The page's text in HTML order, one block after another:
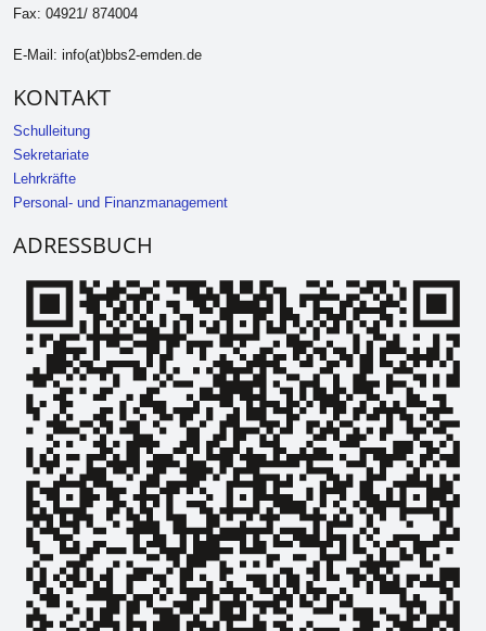
Fax: 04921/ 874004
E-Mail: info(at)bbs2-emden.de
KONTAKT
Schulleitung
Sekretariate
Lehrkräfte
Personal- und Finanzmanagement
ADRESSBUCH